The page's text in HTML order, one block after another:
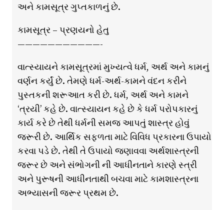
અને કામસૂત્ર ગુપ્તકાળનું છે.
કામસૂત્ર – પ્રણયનો હેતુ
———————————-
વાત્સ્યાયને કામસૂત્રમાં મુખ્યત્વે ધર્મ, અર્થ અને કામનું
વર્ણન કર્યું છે. તેમણે ધર્મ-અર્થ-કામને વંદન કરીને
પુસ્તકની શરૂઆત કરી છે. ધર્મ, અર્થ અને કામને
‘ત્રયી’ કહે છે. વાત્સ્યાયન કહે છે કે ધર્મ પરોપકારનું
કાર્ય કરે છે તેથી ધર્મની સમજ આપતું શાસ્ત્ર હોવું
જરૂરી છે. આર્થિક સફળતા માટે વિવિધ પ્રકારના ઉપાયો
કરવા પડે છે. તેથી તે ઉપાયો જણાવવા અર્થશાસ્ત્રની
જરૂર છે અને સંભોગની ની આધીનતાને કારણે સ્ત્રી
અને પુરૂષની આધીનતાથી બચવા માટે કામશાસ્ત્રના
અભ્યાસની જરૂર પ્રથમ છે.